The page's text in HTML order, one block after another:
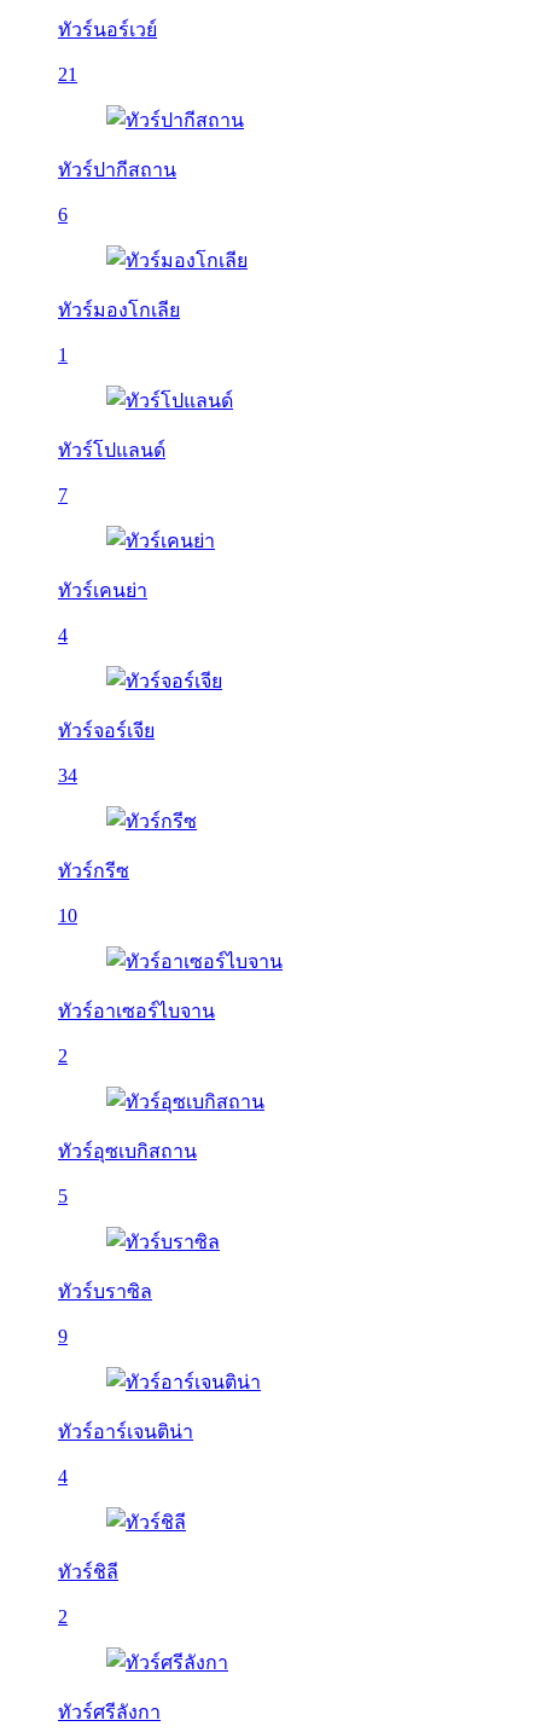
ทัวร์นอร์เวย์
21
ทัวร์ปากีสถาน
6
ทัวร์มองโกเลีย
1
ทัวร์โปแลนด์
7
ทัวร์เคนย่า
4
ทัวร์จอร์เจีย
34
ทัวร์กรีซ
10
ทัวร์อาเซอร์ไบจาน
2
ทัวร์อุซเบกิสถาน
5
ทัวร์บราซิล
9
ทัวร์อาร์เจนติน่า
4
ทัวร์ชิลี
2
ทัวร์ศรีลังกา